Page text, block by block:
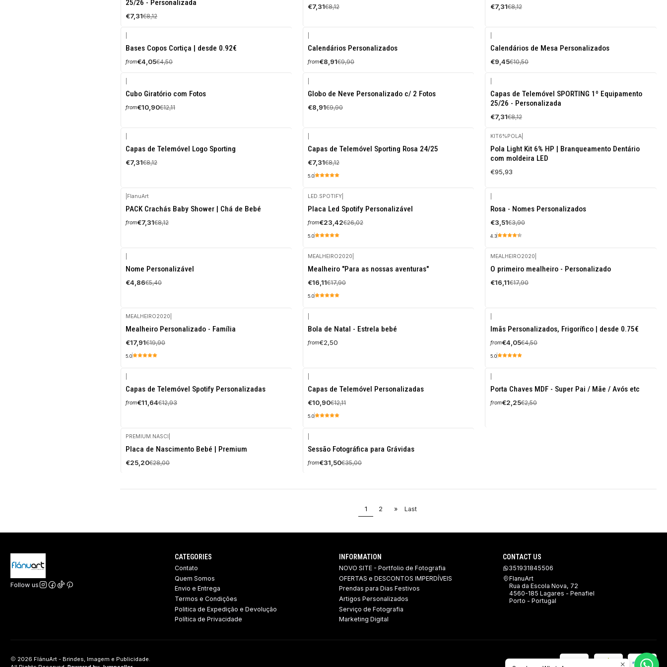
25/26 - Personalizada
€7,31€8,12
€7,31€8,12 €7,31€8,12
-10%
OFF
Bases Copos Cortiça | desde 0.92€
from€4,05€4,50
-10%
OFF
Calendários Personalizados
from€8,91€9,90
-10%
OFF
Calendários de Mesa Personalizados
€9,45€10,50
-10%
OFF
Cubo Giratório com Fotos
from€10,90€12,11
-10%
OFF
Globo de Neve Personalizado c/ 2 Fotos
€8,91€9,90
-10%
OFF
Capas de Telemóvel SPORTING 1º Equipamento
25/26 - Personalizada
€7,31€8,12
-10%
OFF
Capas de Telemóvel Logo Sporting
€7,31€8,12
-10%
OFF
Capas de Telemóvel Sporting Rosa 24/25
€7,31€8,12
5.0
KIT6%POLA|
Pola Light Kit 6% HP | Branqueamento Dentário
com moldeira LED
€95,93
-10%
OFF
FlanuArt
PACK Crachás Baby Shower | Chá de Bebé
from€7,31€8,12
-10%
OFF
LED.SPOTIFY
Placa Led Spotify Personalizável
from€23,42€26,02
5.0
-10%
OFF
Rosa - Nomes Personalizados
€3,51€3,90
4.3
-10%
OFF
Nome Personalizável
€4,86€5,40
-10%
OFF
MEALHEIRO2020
Mealheiro "Para as nossas aventuras"
€16,11€17,90
5.0
-10%
OFF
MEALHEIRO2020
O primeiro mealheiro - Personalizado
€16,11€17,90
-10%
OFF
MEALHEIRO2020
Mealheiro Personalizado - Família
€17,91€19,90
5.0
Bola de Natal - Estrela bebé
from€2,50
-10%
OFF
Imãs Personalizados, Frigorífico | desde 0.75€
from€4,05€4,50
5.0
-10%
OFF
Capas de Telemóvel Spotify Personalizadas
from€11,64€12,93
-10%
OFF
Capas de Telemóvel Personalizadas
€10,90€12,11
5.0
-10%
OFF
Porta Chaves MDF - Super Pai / Mãe / Avós etc
from€2,25€2,50
-10%
OFF
PREMIUM.NASCI
Placa de Nascimento Bebé | Premium
€25,20€28,00
-10%
OFF
Sessão Fotográfica para Grávidas
from€31,50€35,00
1 2 » Last
Follow us
CATEGORIES
Contato
Quem Somos
Envio e Entrega
Termos e Condições
Politica de Expedição e Devolução ​
Política de Privacidade
INFORMATION
NOVO SITE - Portfolio de Fotografia
OFERTAS e DESCONTOS IMPERDÍVEIS
Prendas para Dias Festivos
Artigos Personalizados
Serviço de Fotografia
Marketing Digital
CONTACT US
351931845506
FlanuArt
Rua da Escola Nova, 72
4560-185 Lagares - Penafiel
Porto - Portugal
2026 FlánuArt - Brindes, Imagem e Publicidade.